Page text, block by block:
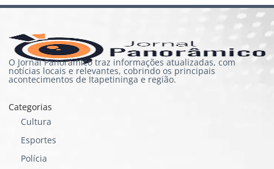
O Jornal Panorâmico traz informações atualizadas, com
notícias locais e relevantes, cobrindo os principais
acontecimentos de Itapetininga e região.
Categorias
Cultura
Esportes
Polícia